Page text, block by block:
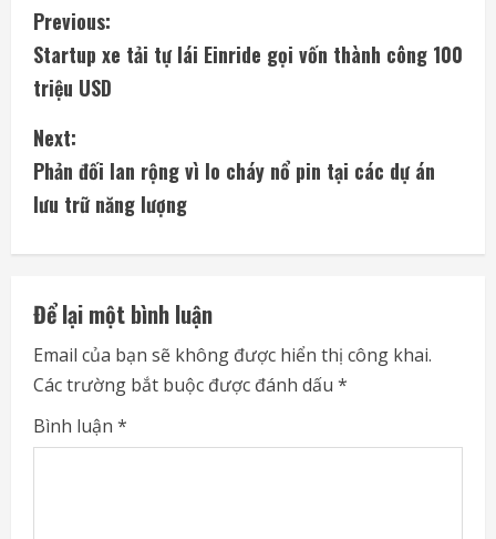
C
o
n
t
i
n
u
e
R
e
Previous:
Startup xe tải tự lái Einride gọi vốn thành công 100
triệu USD
Next:
Phản đối lan rộng vì lo cháy nổ pin tại các dự án
lưu trữ năng lượng
Để lại một bình luận
Email của bạn sẽ không được hiển thị công khai.
Các trường bắt buộc được đánh dấu *
Bình luận *